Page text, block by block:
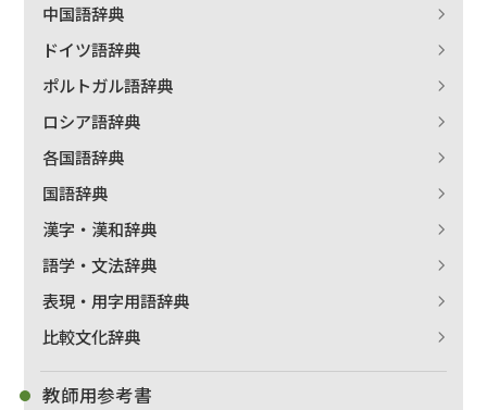
中国語辞典
ドイツ語辞典
ポルトガル語辞典
ロシア語辞典
各国語辞典
国語辞典
漢字・漢和辞典
語学・文法辞典
表現・用字用語辞典
比較文化辞典
教師用参考書